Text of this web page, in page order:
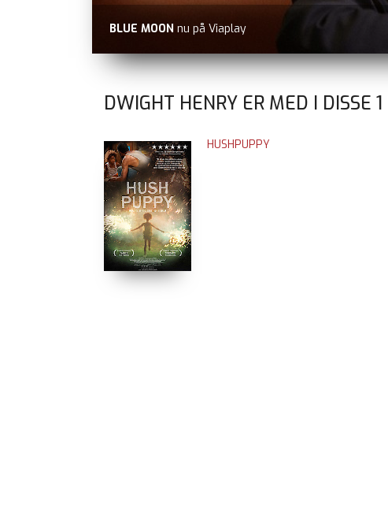
BLUE MOON nu på Viaplay
DWIGHT HENRY ER MED I DISSE 1
HUSHPUPPY